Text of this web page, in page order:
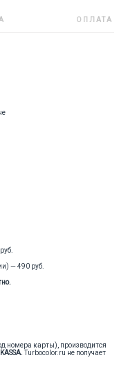
ОПЛАТА
— 490 руб.
номера карты), производится
.Turbocolor.ru не получает